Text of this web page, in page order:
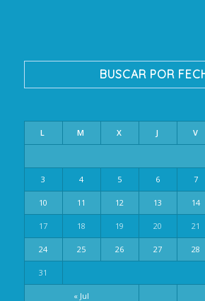
BUSCAR POR
L M X J V
« Jul
3 4 5 6 7
10 11 12 13 14
17 18 19 20 21
24 25 26 27 28
31